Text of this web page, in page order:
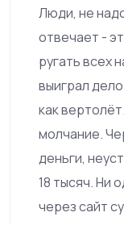
Люди, не
отвечает -
ругать всех
выиграл
как
молчание.
деньги,
18 тысяч. Ни
через сайт